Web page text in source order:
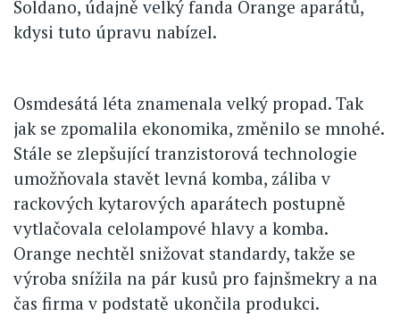
Soldano, údajně velký fanda Orange aparátů,
kdysi tuto úpravu nabízel.
Osmdesátá léta znamenala velký propad. Tak
jak se zpomalila ekonomika, změnilo se mnohé.
Stále se zlepšující tranzistorová technologie
umožňovala stavět levná komba, záliba v
rackových kytarových aparátech postupně
vytlačovala celolampové hlavy a komba.
Orange nechtěl snižovat standardy, takže se
výroba snížila na pár kusů pro fajnšmekry a na
čas firma v podstatě ukončila produkci.